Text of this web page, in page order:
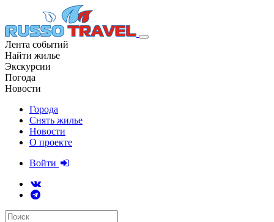
Лента событий
Найти жилье
Экскурсии
Погода
Новости
Города
Снять жилье
Новости
О проекте
Войти